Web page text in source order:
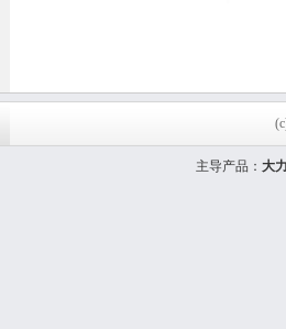
主导产品： 大